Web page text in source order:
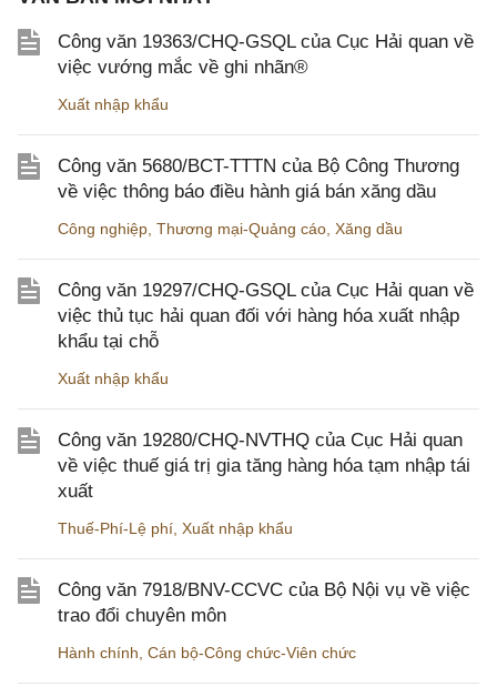
Công văn 19363/CHQ-GSQL của Cục Hải quan về
việc vướng mắc về ghi nhãn®
Xuất nhập khẩu
Công văn 5680/BCT-TTTN của Bộ Công Thương
về việc thông báo điều hành giá bán xăng dầu
Công nghiệp Thương mại-Quảng cáo Xăng dầu
Công văn 19297/CHQ-GSQL của Cục Hải quan về
việc thủ tục hải quan đối với hàng hóa xuất nhập
khẩu tại chỗ
Xuất nhập khẩu
Công văn 19280/CHQ-NVTHQ của Cục Hải quan
về việc thuế giá trị gia tăng hàng hóa tạm nhập tái
xuất
Thuế-Phí-Lệ phí Xuất nhập khẩu
Công văn 7918/BNV-CCVC của Bộ Nội vụ về việc
trao đổi chuyên môn
Hành chính Cán bộ-Công chức-Viên chức